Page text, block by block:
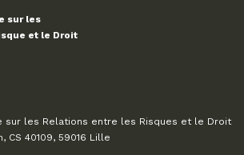
sur les
et le Droit
sur les Relations entre les Risques et le Droit
CS 40109, 59016 Lille